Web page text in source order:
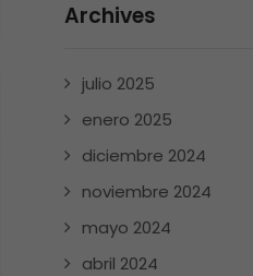
Archives
julio 2025
enero 2025
diciembre 2024
noviembre 2024
mayo 2024
abril 2024